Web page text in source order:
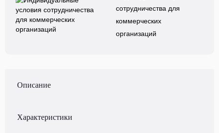
сотрудничества для
коммерческих
организаций
Описание
Характеристики